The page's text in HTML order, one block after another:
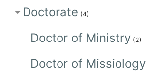
Doctorate (4)
Doctor of Ministry (2)
Doctor of Missiology